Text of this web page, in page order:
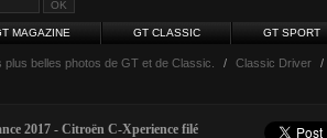
MAGAZINE GT CLASSIC GT SPORT
plus belles photos de GT et de Classic. / Classic Driver /
2017 - Citroën C-Xperience filé